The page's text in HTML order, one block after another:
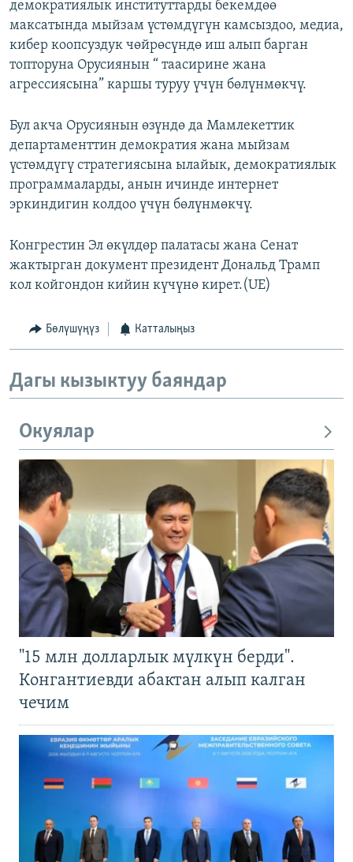
демократиялык институттарды бекемдөө
максатында мыйзам үстөмдүгүн камсыздоо, медиа,
кибер коопсуздук чөйрөсүндө иш алып барган
топторуна Орусиянын “ таасирине жана
агрессиясына” каршы туруу үчүн бөлүнмөкчү.
Бул акча Орусиянын өзүндө да Мамлекеттик
департаменттин демократия жана мыйзам
үстөмдүгү стратегиясына ылайык, демократиялык
программаларды, анын ичинде интернет
эркиндигин колдоо үчүн бөлүнмөкчү.
Конгрестин Эл өкүлдөр палатасы жана Сенат
жактырган документ президент Дональд Трамп
кол койгондон кийин күчүнө кирет.(UE)
Бөлүшүңүз Катталыңыз
Дагы кызыктуу баяндар
Окуялар
"15 млн долларлык мүлкүн берди".
Конгантиевди абактан алып калган
чечим